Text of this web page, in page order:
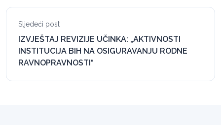
Sljedeći post
IZVJEŠTAJ REVIZIJE UČINKA: „AKTIVNOSTI
INSTITUCIJA BIH NA OSIGURAVANJU RODNE
RAVNOPRAVNOSTI“